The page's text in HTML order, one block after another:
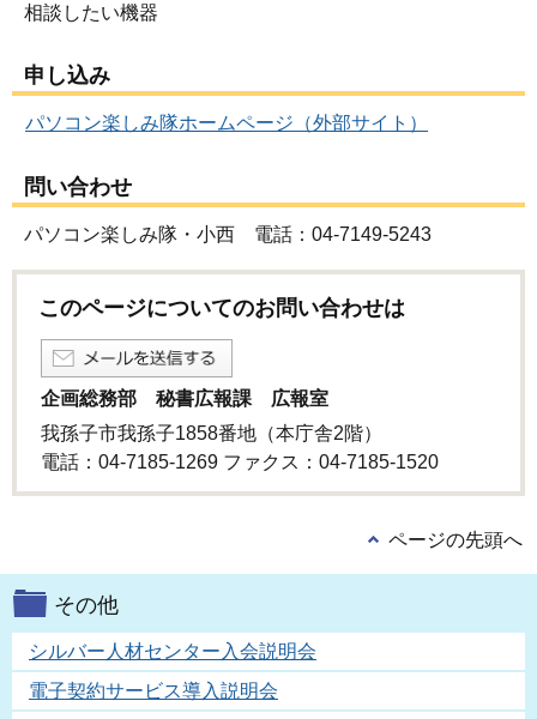
相談したい機器
申し込み
パソコン楽しみ隊ホームページ（外部サイト）
問い合わせ
パソコン楽しみ隊・小西 電話：04-7149-5243
このページについてのお問い合わせは
企画総務部 秘書広報課 広報室
我孫子市我孫子1858番地（本庁舎2階）
電話：04-7185-1269 ファクス：04-7185-1520
ページの先頭へ
その他
シルバー人材センター入会説明会
電子契約サービス導入説明会